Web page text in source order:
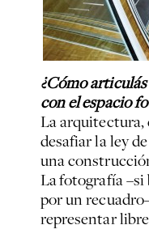
¿Cómo
con el espacio
La arquitectura,
desafiar la ley
una
La fotografía
por un
representar